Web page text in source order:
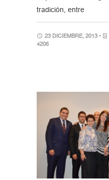
tradición, entre
23 DICIEMBRE, 2013 •
4206